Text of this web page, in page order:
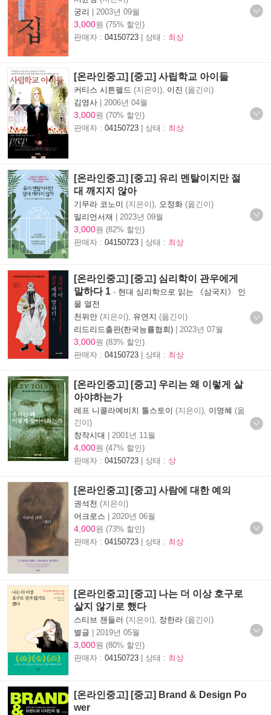
궁리 | 2003년 09월
3,000원 (75% 할인)
판매자 : 04150723 | 상태 : 최상
[온라인중고] [중고] 사립학교 아이들
커티스 시튼펠드 (지은이), 이진 (옮긴이)
김영사 | 2006년 04월
3,000원 (70% 할인)
판매자 : 04150723 | 상태 : 최상
[온라인중고] [중고] 유리 멘탈이지만 절
대 깨지지 않아
기무라 코노미 (지은이), 오정화 (옮긴이)
밀리언서재 | 2023년 09월
3,000원 (82% 할인)
판매자 : 04150723 | 상태 : 최상
[온라인중고] [중고] 심리학이 관우에게
말하다 1 - 현대 심리학으로 읽는 《삼국지》 인
물 열전
천위안 (지은이), 유연지 (옮긴이)
리드리드출판(한국능률협회) | 2023년 07월
3,000원 (83% 할인)
판매자 : 04150723 | 상태 : 최상
[온라인중고] [중고] 우리는 왜 이렇게 살
아야하는가
레프 니콜라예비치 톨스토이 (지은이), 이명혜 (옮
긴이)
창작시대 | 2001년 11월
4,000원 (47% 할인)
판매자 : 04150723 | 상태 : 상
[온라인중고] [중고] 사람에 대한 예의
권석천 (지은이)
어크로스 | 2020년 06월
4,000원 (73% 할인)
판매자 : 04150723 | 상태 : 최상
[온라인중고] [중고] 나는 더 이상 호구로
살지 않기로 했다
스티브 챈들러 (지은이), 장한라 (옮긴이)
별글 | 2019년 05월
3,000원 (80% 할인)
판매자 : 04150723 | 상태 : 최상
[온라인중고] [중고] Brand & Design Po
wer